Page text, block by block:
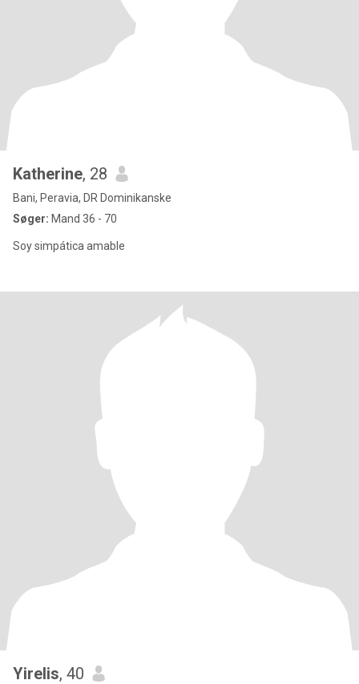
Katherine, 28
Bani, Peravia, DR Dominikanske
Søger: Mand 36 - 70
Soy simpática amable
Yirelis, 40